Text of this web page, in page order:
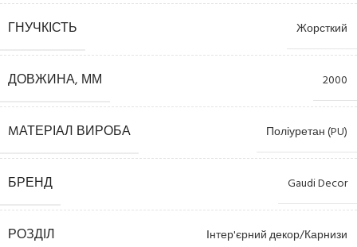
ГНУЧКІСТЬ Жорсткий
ДОВЖИНА, ММ 2000
MАТЕРІАЛ ВИРОБА Поліуретан (PU)
БРЕНД Gaudi Decor
РОЗДІЛ Інтер'єрний декор/Карнизи